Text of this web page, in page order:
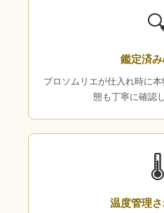
鑑定済
プロソムリエが仕入れ時に
態も丁寧に確認
🌡
温度管理